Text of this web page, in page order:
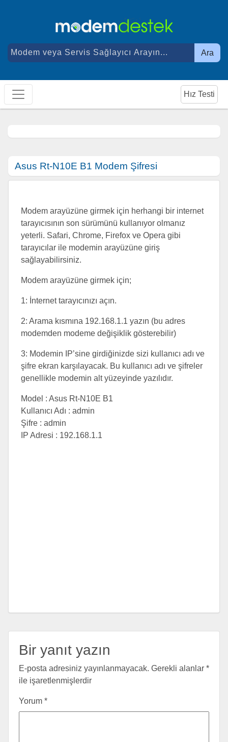
Ara
Hız Testi
Asus Rt-N10E B1 Modem Şifresi
Modem arayüzüne girmek için herhangi bir internet
tarayıcısının son sürümünü kullanıyor olmanız
yeterli. Safari, Chrome, Firefox ve Opera gibi
tarayıcılar ile modemin arayüzüne giriş
sağlayabilirsiniz.
Modem arayüzüne girmek için;
1: İnternet tarayıcınızı açın.
2: Arama kısmına 192.168.1.1 yazın (bu adres
modemden modeme değişiklik gösterebilir)
3: Modemin IP’sine girdiğinizde sizi kullanıcı adı ve
şifre ekran karşılayacak. Bu kullanıcı adı ve şifreler
genellikle modemin alt yüzeyinde yazılıdır.
Model : Asus Rt-N10E B1
Kullanıcı Adı : admin
Şifre : admin
IP Adresi : 192.168.1.1
Bir yanıt yazın
E-posta adresiniz yayınlanmayacak. Gerekli alanlar *
ile işaretlenmişlerdir
Yorum *